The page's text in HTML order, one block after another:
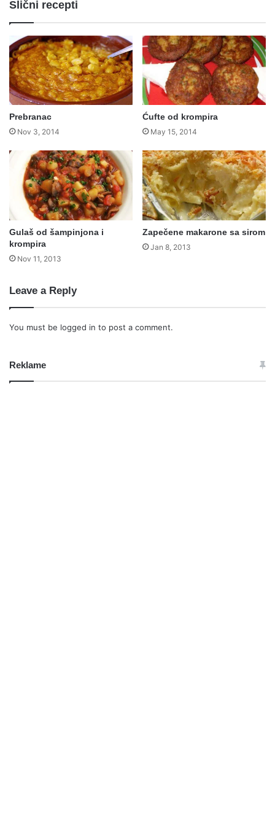
Slični recepti
Prebranac
Nov 3, 2014
Ćufte od krompira
May 15, 2014
Gulaš od šampinjona i
krompira
Nov 11, 2013
Zapečene makarone sa sirom
Jan 8, 2013
Leave a Reply
You must be logged in to post a comment.
Reklame